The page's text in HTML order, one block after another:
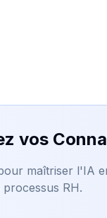
vos
maîtriser l'IA
processus RH.